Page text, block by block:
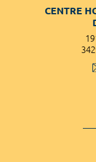
CENTRE